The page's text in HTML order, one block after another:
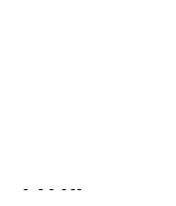
- - - - --